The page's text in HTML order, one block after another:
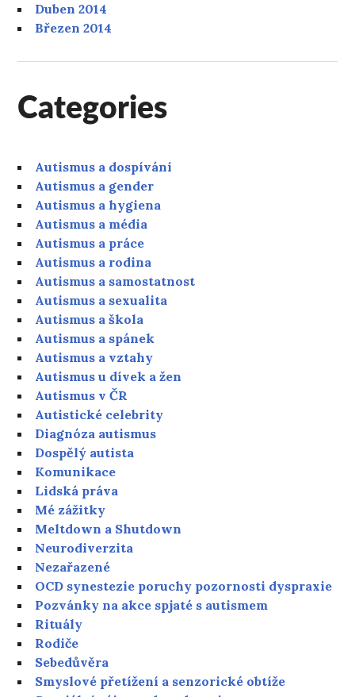
Duben 2014
Březen 2014
Categories
Autismus a dospívání
Autismus a gender
Autismus a hygiena
Autismus a média
Autismus a práce
Autismus a rodina
Autismus a samostatnost
Autismus a sexualita
Autismus a škola
Autismus a spánek
Autismus a vztahy
Autismus u dívek a žen
Autismus v ČR
Autistické celebrity
Diagnóza autismus
Dospělý autista
Komunikace
Lidská práva
Mé zážitky
Meltdown a Shutdown
Neurodiverzita
Nezařazené
OCD synestezie poruchy pozornosti dyspraxie
Pozvánky na akce spjaté s autismem
Rituály
Rodiče
Sebedůvěra
Smyslové přetížení a senzorické obtíže